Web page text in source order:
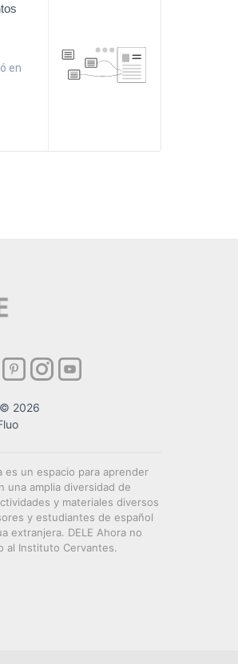
en
2026
es un espacio para aprender
una amplia diversidad de
y materiales diversos
y estudiantes de español
extranjera. DELE Ahora no
al Instituto Cervantes.